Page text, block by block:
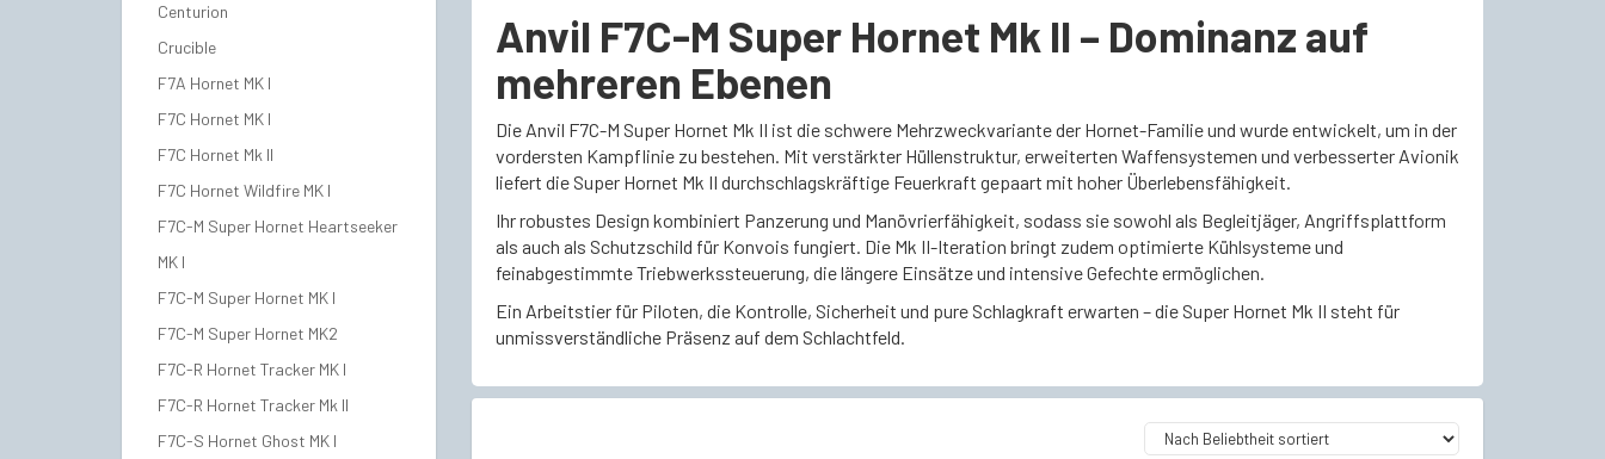
Anvil F7C-M Super Hornet Mk II – Dominanz auf
mehreren Ebenen
Die Anvil F7C-M Super Hornet Mk II ist die schwere Mehrzweckvariante der Hornet-Familie und wurde entwickelt, um in der
vordersten Kampflinie zu bestehen. Mit verstärkter Hüllenstruktur, erweiterten Waffensystemen und verbesserter Avionik
liefert die Super Hornet Mk II durchschlagskräftige Feuerkraft gepaart mit hoher Überlebensfähigkeit.
Ihr robustes Design kombiniert Panzerung und Manövrierfähigkeit, sodass sie sowohl als Begleitjäger, Angriffsplattform
als auch als Schutzschild für Konvois fungiert. Die Mk II-Iteration bringt zudem optimierte Kühlsysteme und
feinabgestimmte Triebwerkssteuerung, die längere Einsätze und intensive Gefechte ermöglichen.
Ein Arbeitstier für Piloten, die Kontrolle, Sicherheit und pure Schlagkraft erwarten – die Super Hornet Mk II steht für
unmissverständliche Präsenz auf dem Schlachtfeld.
Centurion
Crucible
F7A Hornet MK I
F7C Hornet MK I
F7C Hornet Mk II
F7C Hornet Wildfire MK I
F7C-M Super Hornet Heartseeker
MK I
F7C-M Super Hornet MK I
F7C-M Super Hornet MK2
F7C-R Hornet Tracker MK I
F7C-R Hornet Tracker Mk II
F7C-S Hornet Ghost MK I